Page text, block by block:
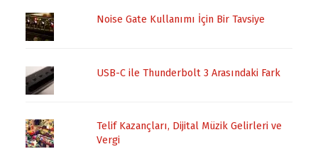
Noise Gate Kullanımı İçin Bir Tavsiye
USB-C ile Thunderbolt 3 Arasındaki Fark
Telif Kazançları, Dijital Müzik Gelirleri ve
Vergi